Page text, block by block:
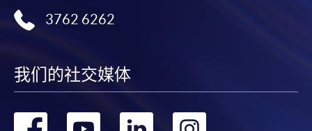
3762 6262
我们的社交媒体